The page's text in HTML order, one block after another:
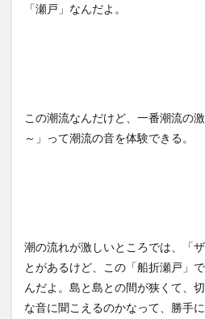
「瀬戸」なんだよ。
この潮流なんだけど、一番潮流の
～」って潮流の音を体験できる。
潮の流れが激しいところでは、「
とがあるけど、この「船折瀬戸」
んだよ。島と島との間が狭くて、
な音に聞こえるのかなって、勝手